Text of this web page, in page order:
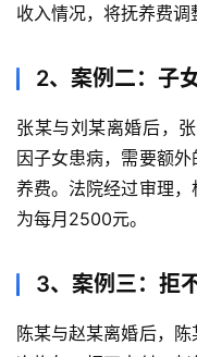
收入情况，将抚养费调
2、案例二：子
张某与刘某离婚后，
因子女患病，需要额
养费。法院经过审理
为每月2500元。
3、案例三：拒
陈某与赵某离婚后，